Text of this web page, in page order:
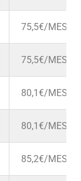
75,5€/MES
75,5€/MES
80,1€/MES
80,1€/MES
85,2€/MES